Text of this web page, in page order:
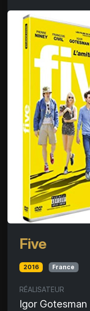
Five
2016 France
RÉALISATEUR
Igor Gotesman